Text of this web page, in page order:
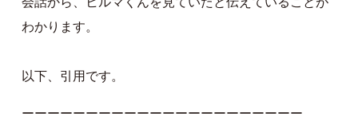
わかります。
以下、引用です。
ーーーーーーーーーーーーーーーーーーーーーー